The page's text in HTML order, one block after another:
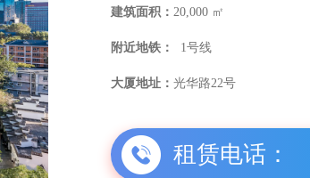
建筑面积： 20,000 ㎡
附近地铁： 1号线
大厦地址： 光华路22号
租赁电话：